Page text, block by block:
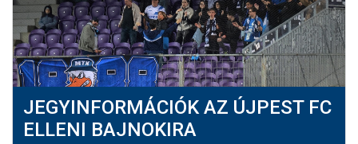
AKKREDITÁCIÓ
JEGYINFORMÁCIÓK AZ ÚJPEST FC
ELLENI BAJNOKIRA